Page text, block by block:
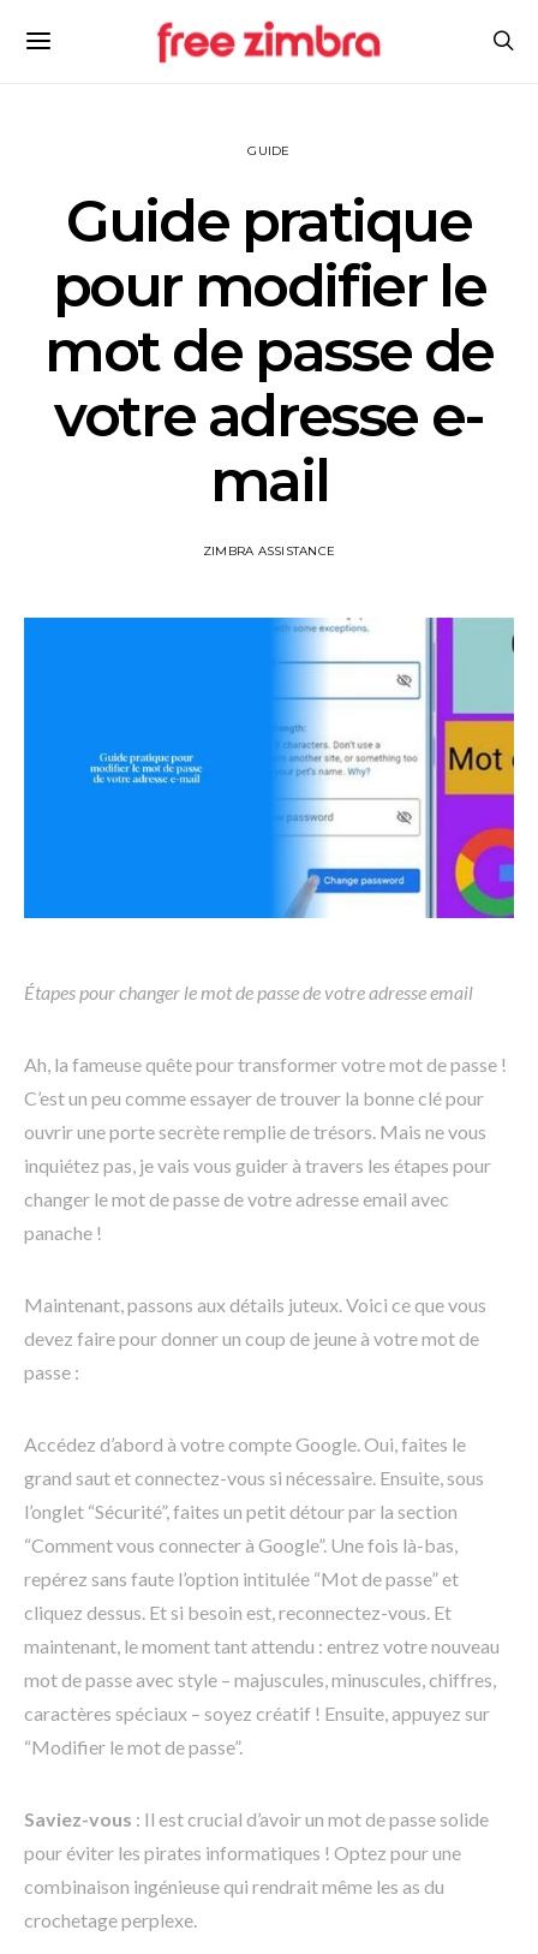
GUIDE
Guide pratique
pour modifier le
mot de passe de
votre adresse e-
mail
ZIMBRA ASSISTANCE
Étapes pour changer le mot de passe de votre adresse email
Ah, la fameuse quête pour transformer votre mot de passe !
C’est un peu comme essayer de trouver la bonne clé pour
ouvrir une porte secrète remplie de trésors. Mais ne vous
inquiétez pas, je vais vous guider à travers les étapes pour
changer le mot de passe de votre adresse email avec
panache !
Maintenant, passons aux détails juteux. Voici ce que vous
devez faire pour donner un coup de jeune à votre mot de
passe :
Accédez d’abord à votre compte Google. Oui, faites le
grand saut et connectez-vous si nécessaire. Ensuite, sous
l’onglet “Sécurité”, faites un petit détour par la section
“Comment vous connecter à Google”. Une fois là-bas,
repérez sans faute l’option intitulée “Mot de passe” et
cliquez dessus. Et si besoin est, reconnectez-vous. Et
maintenant, le moment tant attendu : entrez votre nouveau
mot de passe avec style – majuscules, minuscules, chiffres,
caractères spéciaux – soyez créatif ! Ensuite, appuyez sur
“Modifier le mot de passe”.
Saviez-vous : Il est crucial d’avoir un mot de passe solide
pour éviter les pirates informatiques ! Optez pour une
combinaison ingénieuse qui rendrait même les as du
crochetage perplexe.